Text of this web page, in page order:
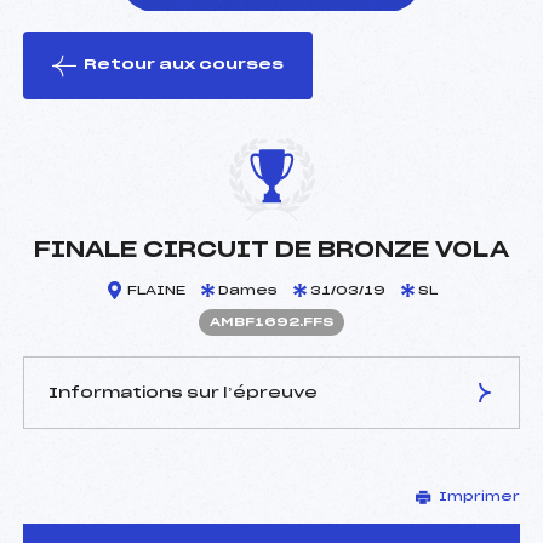
le ski
Retour aux courses
FINALE CIRCUIT DE BRONZE VOLA
FLAINE Dames 31/03/19 SL
AMBF1692.FFS
Informations sur l’épreuve
ALLAMAND CHRISTIAN
(MB)
Imprimer